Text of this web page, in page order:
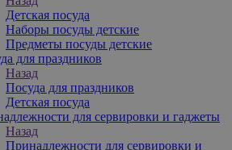
Детская посуда
Наборы посуды детские
Предметы посуды детские
для праздников
Назад
Посуда для праздников
Детская посуда
для сервировки и гаджеты
Назад
Принадлежности для сервировки и